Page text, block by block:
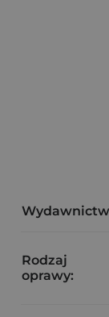
Rodzaj
oprawy: